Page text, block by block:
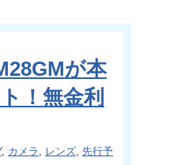
が本
！無金利
, カメラ レンズ 先行予